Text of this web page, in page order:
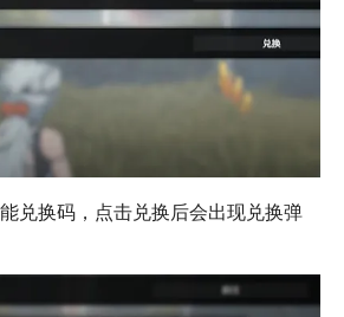
兑换码，点击兑换后会出现兑换弹